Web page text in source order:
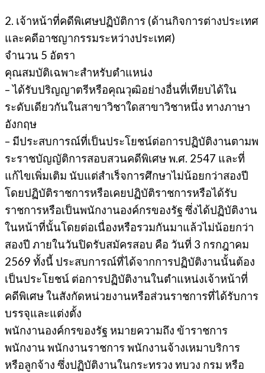
2. เจ้าหน้าที่คดีพิเศษปฏิบัติการ (ด้านกิจการต่างประเทศ
และคดีอาชญากรรมระหว่างประเทศ)
จำนวน 5 อัตรา
คุณสมบัติเฉพาะสำหรับตำแหน่ง
– ได้รับปริญญาตรีหรือคุณวุฒิอย่างอื่นที่เทียบได้ใน
ระดับเดียวกันในสาขาวิชาใดสาขาวิชาหนึ่ง ทางภาษา
อังกฤษ
– มีประสบการณ์ที่เป็นประโยชน์ต่อการปฏิบัติงานตามพ
ระราชบัญญัติการสอบสวนคดีพิเศษ พ.ศ. 2547 และที่
แก้ไขเพิ่มเติม นับแต่สำเร็จการศึกษาไม่น้อยกว่าสองปี
โดยปฏิบัติราชการหรือเคยปฏิบัติราชการหรือได้รับ
ราชการหรือเป็นพนักงานองค์กรของรัฐ ซึ่งได้ปฏิบัติงาน
ในหน้าที่นั้นโดยต่อเนื่องหรือรวมกันมาแล้วไม่น้อยกว่า
สองปี ภายในวันปิดรับสมัครสอบ คือ วันที่ 3 กรกฎาคม
2569 ทั้งนี้ ประสบการณ์ที่ได้จากการปฏิบัติงานนั้นต้อง
เป็นประโยชน์ ต่อการปฏิบัติงานในตำแหน่งเจ้าหน้าที่
คดีพิเศษ ในสังกัดหน่วยงานหรือส่วนราชการที่ได้รับการ
บรรจุและแต่งตั้ง
พนักงานองค์กรของรัฐ หมายความถึง ข้าราชการ
พนักงาน พนักงานราชการ พนักงานจ้างเหมาบริการ
หรือลูกจ้าง ซึ่งปฏิบัติงานในกระทรวง ทบวง กรม หรือ